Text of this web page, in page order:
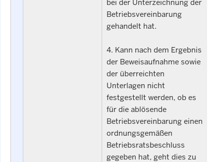
bei der Unterzeichnung der
Betriebsvereinbarung
gehandelt hat.
4. Kann nach dem Ergebnis
der Beweisaufnahme sowie
der überreichten
Unterlagen nicht
festgestellt werden, ob es
für die ablösende
Betriebsvereinbarung einen
ordnungsgemäßen
Betriebsratsbeschluss
gegeben hat, geht dies zu